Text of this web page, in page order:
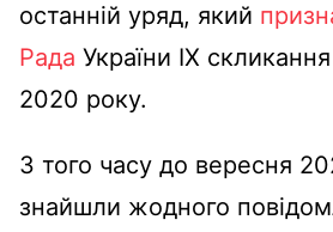
останній уряд, який
Рада України ІХ
2020 року.
З того часу до вересня
знайшли жодного